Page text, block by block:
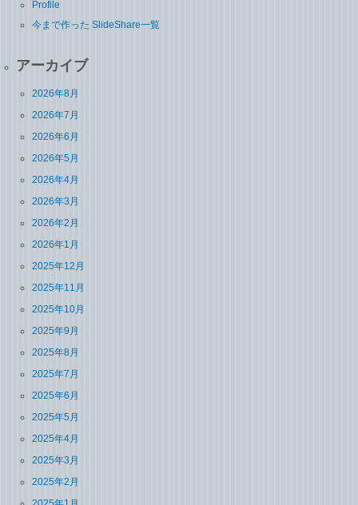
Profile
今まで作った SlideShare一覧
アーカイブ
2026年8月
2026年7月
2026年6月
2026年5月
2026年4月
2026年3月
2026年2月
2026年1月
2025年12月
2025年11月
2025年10月
2025年9月
2025年8月
2025年7月
2025年6月
2025年5月
2025年4月
2025年3月
2025年2月